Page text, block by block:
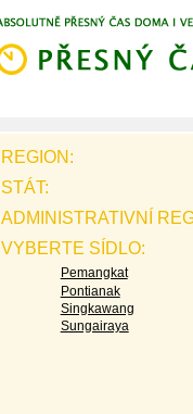
REGION:
STÁT:
ADMINISTRATIVNÍ
VYBERTE SÍDLO:
Pemangkat
Pontianak
Singkawang
Sungairaya